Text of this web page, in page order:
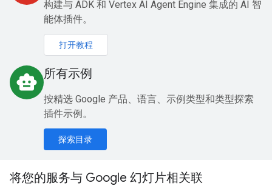
构建与 ADK 和 Vertex AI Agent Engine 集成的 AI 智
能体插件。
打开教程
smart_toy 所有示例
按精选 Google 产品、语言、示例类型和类型探索
插件示例。
探索目录
将您的服务与 Google 幻灯片相关联